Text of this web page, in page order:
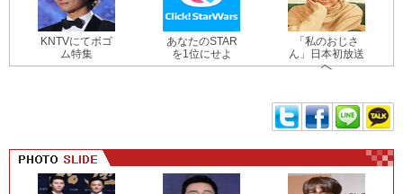
KNTVにてボゴ
ム特集
あなたのSTAR
を1位にせよ
「私のおじさ
ん」日本初放送
へ